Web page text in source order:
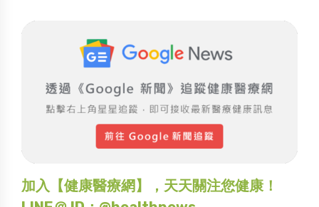
加入【健康醫療網】，天天關注您健康！